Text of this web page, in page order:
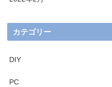
カテゴリー
DIY
PC